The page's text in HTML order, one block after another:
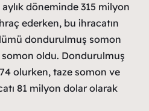
aylık döneminde 315 milyon
ederken, bu ihracatın
dondurulmuş somon
oldu. Dondurulmuş
olurken, taze somon ve
81 milyon dolar olarak